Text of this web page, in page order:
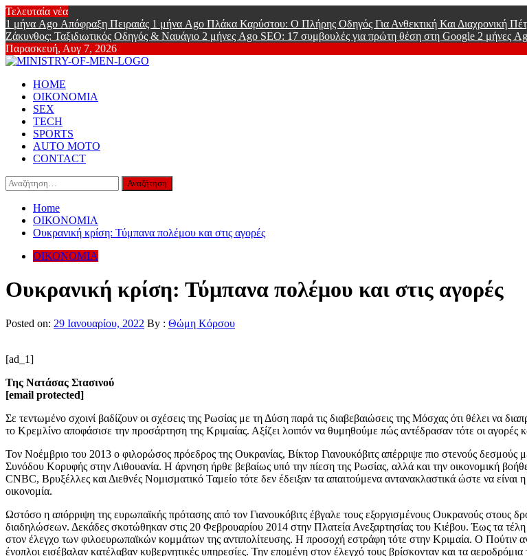
Skip
to
content
Τελευταία νέα
1 μήνα Ago Απόφραξη Πειραιάς 1 μήνα Ago Πλάκα Καρύστου: Ο Πλήρης Οδηγός Για Ανθεκτική Και Διαχρονική
Ζάκυνθος: Ταξιδιωτικός Οδηγός & Ναυάγιο 2 μήνες Ago SEO: 17 συμβουλές για πρώτη θέση στη Google 2 μήνες
Παρασκευή, Αυγ 7, 2026
Online Lifestyle περιοδικό για Aνδρες
Primary
Menu
HOME
ΟΙΚΟΝΟΜΙΑ
SEX
TECH
SPORTS
AUTO MOTO
CONTACT
Αναζήτηση
για:
Home
ΟΙΚΟΝΟΜΙΑ
Ουκρανική κρίση: Τύμπανα πολέμου και στις αγορές
ΟΙΚΟΝΟΜΙΑ
Ουκρανική κρίση: Τύμπανα πολέμου και στις αγορές
Posted on: 29 Ιανουαρίου, 2022 By : Θώμη Κόρσου
[ad_1]
Της Νατάσας Στασινού
[email protected]
Σε τεντωμένο σχοινί βαδίζουν οι σχέσεις της Ρωσίας με τη Δύση παρά τις διαβεβαιώσεις της Μόσχας ότι θέλει να
το Κρεμλίνο αποφάσισε την προσάρτηση της Κριμαίας. Αξίζει λοιπόν να θυμηθούμε πώς αντέδρασαν τότε οι αγορές
Τον Νοέμβριο του 2013 ο φιλορώσος πρόεδρος της Ουκρανίας, Βίκτορ Γιανουκόβιτς απέρριψε πιο στενούς
Συνόδου Κορυφής στην Λιθουανία. Η άρνηση ήρθε βεβαίως υπό την πίεση της Ρωσίας, αλλά και την οικονομική
CNBC, Βρυξέλλες και Διεθνές Νομισματικό Ταμείο τότε δεν έδειξαν τα απαιτούμενα αντανακλαστικά ώστε να
οικονομία.
Ωστόσο η απόρριψη της ευρωπαϊκής πρότασης από τον Γιανουκόβιτς έβγαλε τους εξοργισμένους Ουκρανούς στους
διαδηλώσεων. Δεκάδες σκοτώθηκαν στις 20 Φεβρουαρίου 2014 στην Πλατεία Ανεξαρτησίας του Κιέβου. Έως τα τέλη
στον έλεγχο των φιλοευρωπαϊκών κομμάτων της αντιπολίτευσης. Η προσοχή εστράφη τότε στην Κριμαία. Ο
ένοπλοι εισέβαλαν κατέλαβαν κυβερνητικές υπηρεσίες. Την επομένη στον έλεγχό τους βρίσκονταν και τα αεροδρόμια